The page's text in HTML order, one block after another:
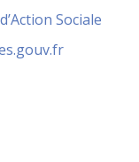
Sociale